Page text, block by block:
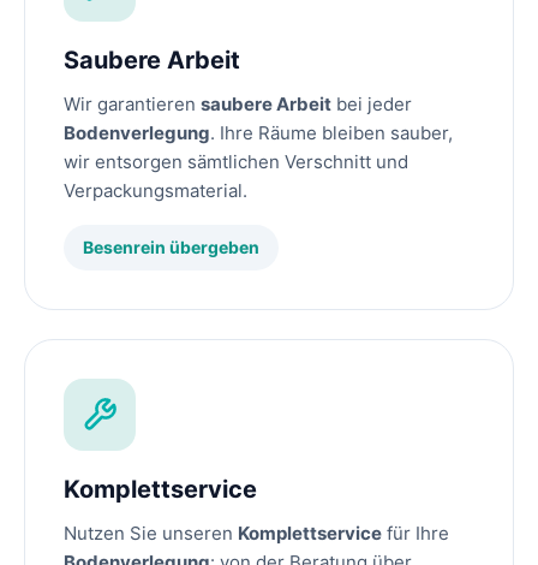
Saubere Arbeit
Wir garantieren saubere Arbeit bei jeder
Bodenverlegung. Ihre Räume bleiben sauber,
wir entsorgen sämtlichen Verschnitt und
Verpackungsmaterial.
Besenrein übergeben
Komplettservice
Nutzen Sie unseren Komplettservice für Ihre